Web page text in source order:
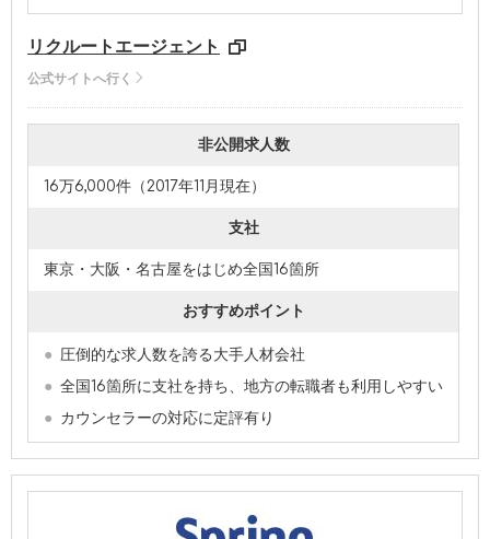
リクルートエージェント
公式サイトへ行く
非公開求人数
16万6,000件（2017年11月現在）
支社
東京・大阪・名古屋をはじめ全国16箇所
おすすめポイント
圧倒的な求人数を誇る大手人材会社
全国16箇所に支社を持ち、地方の転職者も利用しやすい
カウンセラーの対応に定評有り